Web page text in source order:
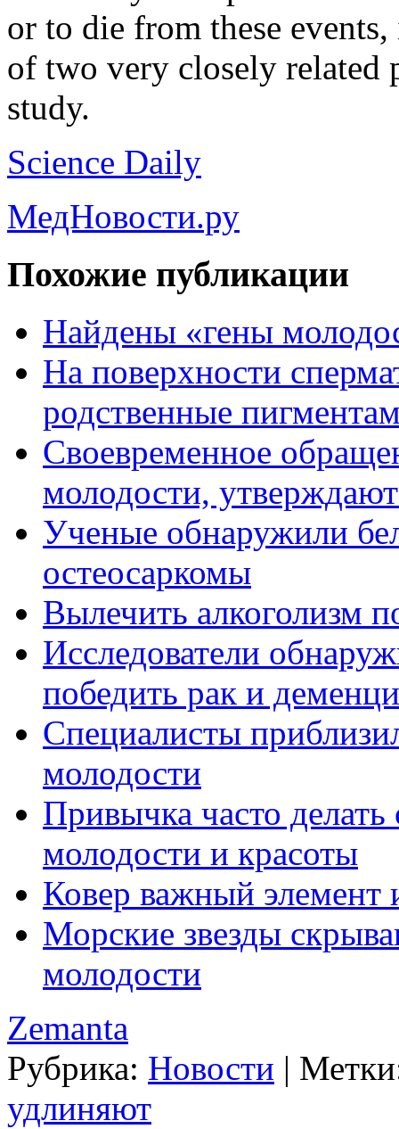
or to die from these
of two very closely related
study.
Science Daily
МедНовости.ру
Похожие публикации
Найдены «гены
На поверхности
родственные
Своевременное
молодости,
Ученые обнаружили
остеосаркомы
Вылечить алкоголизм
Исследователи
победить рак и
Специалисты
молодости
Привычка часто
молодости и красоты
Ковер важный элемент
Морские звезды
молодости
Zemanta
Рубрика: Новости |
удлиняют